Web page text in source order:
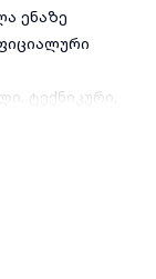
ენაზე
ტექნიკური,